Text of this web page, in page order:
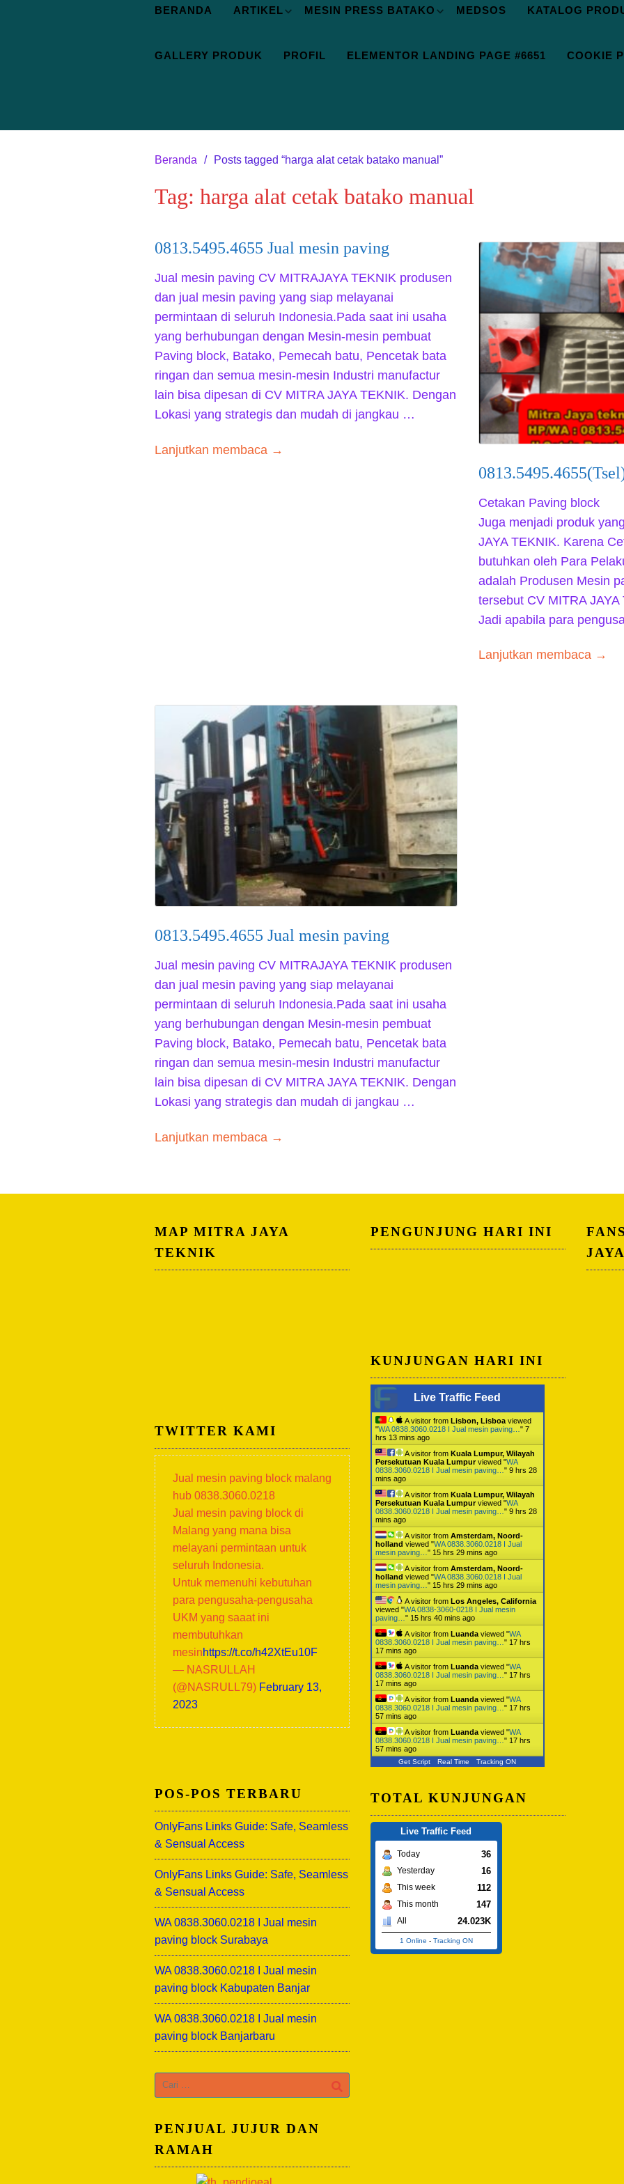
BERANDA ARTIKEL MESIN PRESS BATAKO MEDSOS KATALOG
GALLERY PRODUK PROFIL ELEMENTOR LANDING PAGE #6651 COOKIE
Beranda Posts tagged “harga alat cetak batako manual”
Tag: harga alat cetak batako manual
0813.5495.4655 Jual mesin paving
Jual mesin paving CV MITRAJAYA TEKNIK produsen
dan jual mesin paving yang siap melayanai
permintaan di seluruh Indonesia.Pada saat ini usaha
yang berhubungan dengan Mesin-mesin pembuat
Paving block, Batako, Pemecah batu, Pencetak bata
ringan dan semua mesin-mesin Industri manufactur
lain bisa dipesan di CV MITRA JAYA TEKNIK. Dengan
Lokasi yang strategis dan mudah di jangkau …
Lanjutkan membaca →
Cetakan Paving
Juga menjadi produk
JAYA TEKNIK. Karena
butuhkan oleh Para
adalah Produsen Mesin
tersebut CV MITRA
Jadi apabila para
Lanjutkan membaca →
0813.5495.4655 Jual mesin paving
Jual mesin paving CV MITRAJAYA TEKNIK produsen
dan jual mesin paving yang siap melayanai
permintaan di seluruh Indonesia.Pada saat ini usaha
yang berhubungan dengan Mesin-mesin pembuat
Paving block, Batako, Pemecah batu, Pencetak bata
ringan dan semua mesin-mesin Industri manufactur
lain bisa dipesan di CV MITRA JAYA TEKNIK. Dengan
Lokasi yang strategis dan mudah di jangkau …
Lanjutkan membaca →
MAP MITRA JAYA
TEKNIK
TWITTER KAMI
Jual mesin paving block malang
hub 0838.3060.0218
Jual mesin paving block di
Malang yang mana bisa
melayani permintaan untuk
seluruh Indonesia.
Untuk memenuhi kebutuhan
para pengusaha-pengusaha
UKM yang saaat ini
membutuhkan
mesinhttps://t.co/h42XtEu10F
— NASRULLAH
(@NASRULL79) February 13,
2023
POS-POS TERBARU
OnlyFans Links Guide: Safe, Seamless
& Sensual Access
OnlyFans Links Guide: Safe, Seamless
& Sensual Access
WA 0838.3060.0218 I Jual mesin
paving block Surabaya
WA 0838.3060.0218 I Jual mesin
paving block Kabupaten Banjar
WA 0838.3060.0218 I Jual mesin
paving block Banjarbaru
Cari
untuk:
PENJUAL JUJUR DAN
RAMAH
PENGUNJUNG HARI INI
KUNJUNGAN HARI INI
Live Traffic Feed
A visitor from Lisbon, Lisboaviewed
"WA 0838.3060.0218 I Jual mesin paving… " 7
hrs 13 mins ago
A visitor from Kuala Lumpur, Wilayah
Persekutuan Kuala Lumpurviewed "WA
0838.3060.0218 I Jual mesin paving… " 9 hrs 28
mins ago
A visitor from Kuala Lumpur, Wilayah
Persekutuan Kuala Lumpurviewed "WA
0838.3060.0218 I Jual mesin paving… " 9 hrs 28
mins ago
A visitor from Amsterdam, Noord-
holland viewed "WA 0838.3060.0218 I Jual
mesin paving… " 15 hrs 29 mins ago
A visitor from Amsterdam, Noord-
holland viewed "WA 0838.3060.0218 I Jual
mesin paving… " 15 hrs 29 mins ago
A visitor from Los Angeles, California
viewed "WA 0838-3060-0218 I Jual mesin
paving… " 15 hrs 40 mins ago
A visitor from Luandaviewed "WA
0838.3060.0218 I Jual mesin paving… " 17 hrs
17 mins ago
A visitor from Luandaviewed "WA
0838.3060.0218 I Jual mesin paving… " 17 hrs
17 mins ago
A visitor from Luandaviewed "WA
0838.3060.0218 I Jual mesin paving… " 17 hrs
57 mins ago
A visitor from Luandaviewed "WA
0838.3060.0218 I Jual mesin paving… " 17 hrs
57 mins ago
Get Script Real Time Tracking ON
TOTAL KUNJUNGAN
Live Traffic Feed
Today 36
Yesterday 16
This week 112
This month 147
All 24.023K
1 Online - Tracking ON